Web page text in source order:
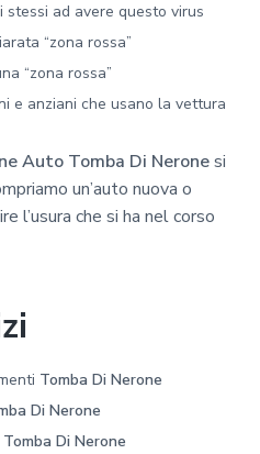
stessi ad avere questo virus
“zona rossa”
“zona rossa”
e anziani che usano la vettura
Auto Tomba Di Neronesi
un’auto nuova o
l’usura che si ha nel corso
Tomba Di Nerone
Di Nerone
Tomba Di Nerone